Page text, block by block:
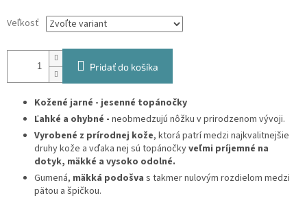
Veľkosť
Pridať do košíka
Kožené jarné - jesenné topánočky
Ľahké a ohybné - neobmedzujú nôžku v prirodzenom vývoji.
Vyrobené z prírodnej kože, ktorá patrí medzi najkvalitnejšie
druhy kože a vďaka nej sú topánočkyveľmi príjemné na
dotyk, mäkké a vysoko odolné.
Gumená, mäkká podošva s takmer nulovým rozdielom medzi
pätou a špičkou.